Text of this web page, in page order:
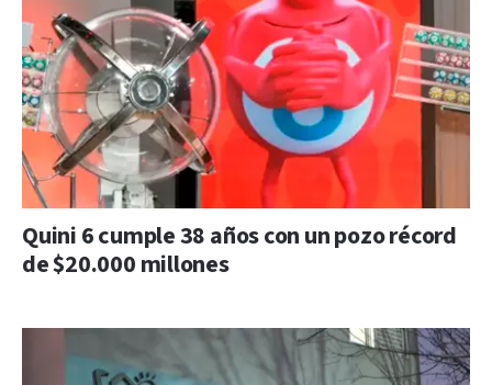
Quini 6 cumple 38 años con un pozo récord
de $20.000 millones